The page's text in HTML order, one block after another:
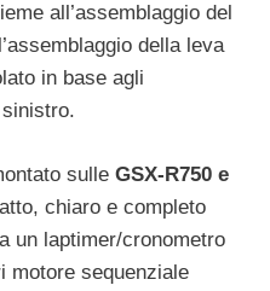
all’assemblaggio del
della leva
in base agli
sulle GSX-R750 e
chiaro e completo
un laptimer/cronometro
motore sequenziale